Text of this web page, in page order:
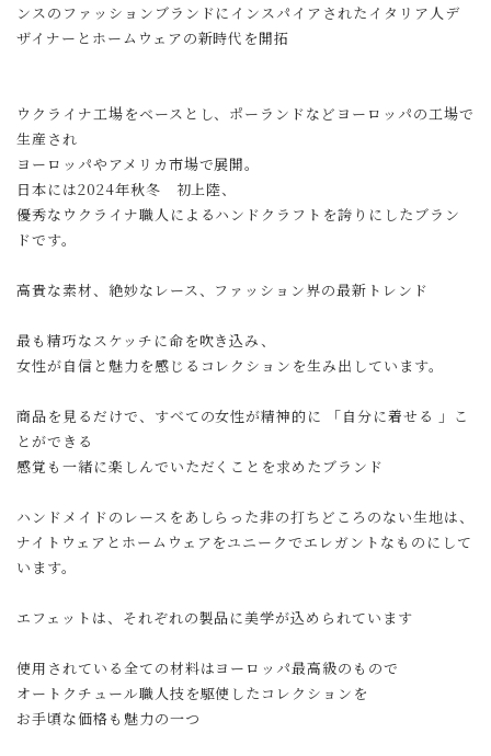
ンスのファッションブランドにインスパイアされたイタリア人デ
ザイナーとホームウェアの新時代を開拓
ウクライナ工場をベースとし、ポーランドなどヨーロッパの工場で
生産され
ヨーロッパやアメリカ市場で展開。
日本には2024年秋冬 初上陸、
優秀なウクライナ職人によるハンドクラフトを誇りにしたブラン
ドです。
高貴な素材、絶妙なレース、ファッション界の最新トレンド
最も精巧なスケッチに命を吹き込み、
女性が自信と魅力を感じるコレクションを生み出しています。
商品を見るだけで、すべての女性が精神的に 「自分に着せる 」こ
とができる
感覚も一緒に楽しんでいただくことを求めたブランド
ハンドメイドのレースをあしらった非の打ちどころのない生地は、
ナイトウェアとホームウェアをユニークでエレガントなものにして
います。
エフェットは、それぞれの製品に美学が込められています
使用されている全ての材料はヨーロッパ最高級のもので
オートクチュール職人技を駆使したコレクションを
お手頃な価格も魅力の一つ